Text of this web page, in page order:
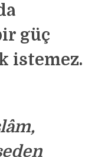
güç
istemez.